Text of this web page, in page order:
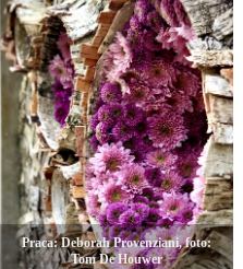
Praca: Deborah Provenziani, foto:
Tom De Houwer